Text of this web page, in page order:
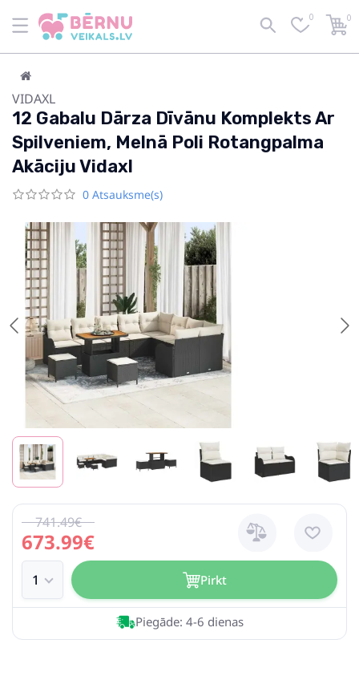
0 0
VIDAXL
12 Gabalu Dārza Dīvānu Komplekts Ar
Spilveniem, Melnā Poli Rotangpalma
Akāciju Vidaxl
0 Atsauksme(s)
673.99€
741.49€
Pirkt
Piegāde: 4-6 dienas